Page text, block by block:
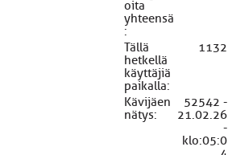
oita
yhteensä
:
Tällä
hetkellä
käyttäjiä
paikalla:
1132
Kävijäen
nätys:
52542 -
21.02.26
-
klo:05:0